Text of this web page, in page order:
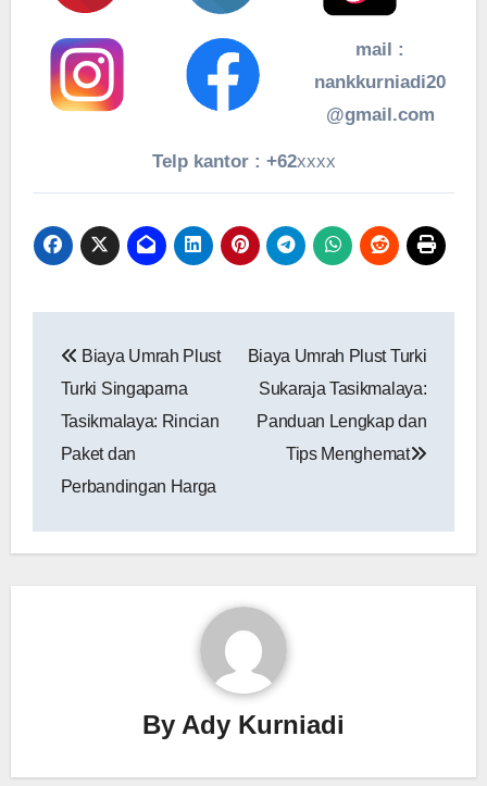
mail :
nankkurniadi20
@gmail.com
Telp kantor : +62xxxx
pos
Biaya Umrah Plust
Turki Singaparna
Tasikmalaya: Rincian
Paket dan
Perbandingan Harga
Biaya Umrah Plust Turki
Sukaraja Tasikmalaya:
Panduan Lengkap dan
Tips Menghemat
By Ady Kurniadi